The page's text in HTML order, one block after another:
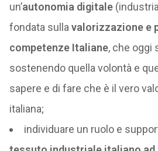
un’autonomia digitale
fondata sulla valorizzazione e
competenze Italiane, che oggi
sostenendo quella volontà e
sapere e di fare che è il vero
italiana;
individuare un ruolo e